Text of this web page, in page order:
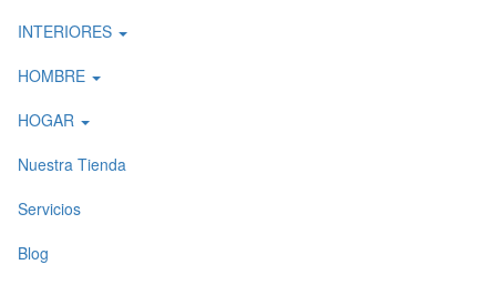
INTERIORES
HOMBRE
HOGAR
Nuestra Tienda
Servicios
Blog